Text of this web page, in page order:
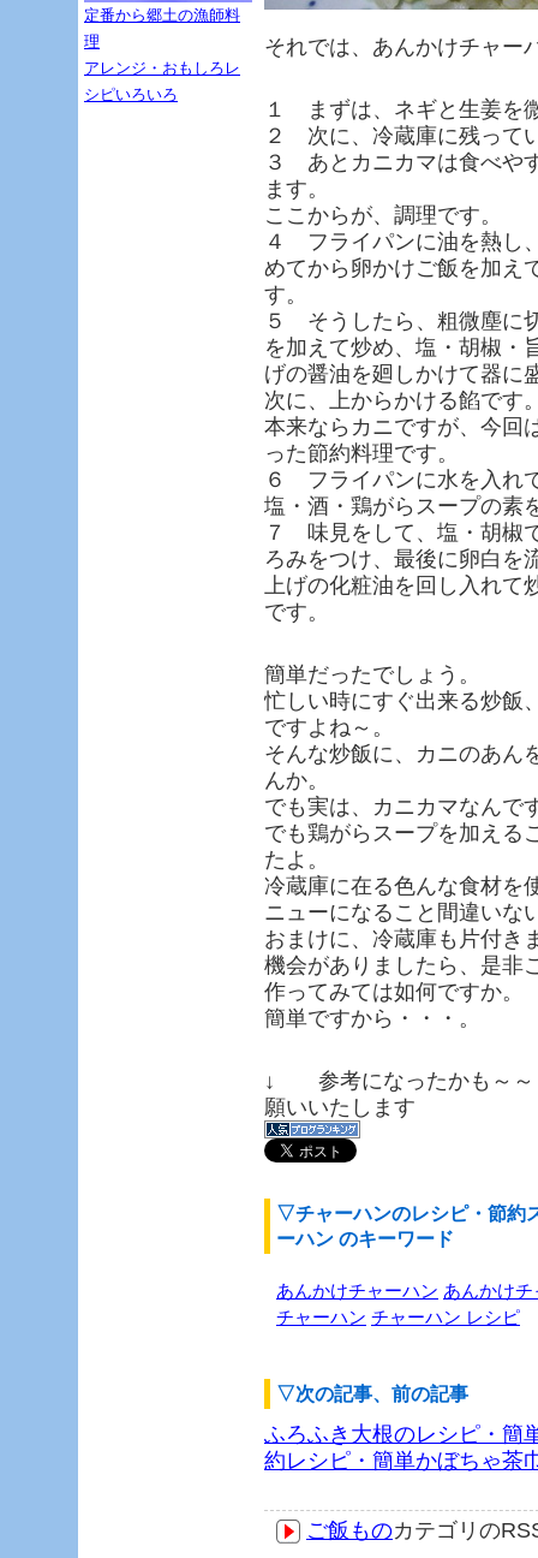
それでは、あんかけチャー
１ まずは、ネギと生姜を
２ 次に、冷蔵庫に残って
３ あとカニカマは食べや
ます。
ここからが、調理です。
４ フライパンに油を熱し
めてから卵かけご飯を加え
す。
５ そうしたら、粗微塵に
を加えて炒め、塩・胡椒・
げの醤油を廻しかけて器に
次に、上からかける餡です
本来ならカニですが、今回
った節約料理です。
６ フライパンに水を入れ
塩・酒・鶏がらスープの素
７ 味見をして、塩・胡椒
ろみをつけ、最後に卵白を
上げの化粧油を回し入れて
です。
簡単だったでしょう。
忙しい時にすぐ出来る炒飯
ですよね～。
そんな炒飯に、カニのあん
んか。
でも実は、カニカマなんで
でも鶏がらスープを加える
たよ。
冷蔵庫に在る色んな食材を
ニューになること間違いな
おまけに、冷蔵庫も片付き
機会がありましたら、是非
作ってみては如何ですか。
簡単ですから・・・。
↓ 参考になったかも～～
願いいたします
▽チャーハンのレシピ・節約
ーハン のキーワード
あんかけチャーハン あんかけ
チャーハン チャーハン レシピ
▽次の記事、前の記事
ふろふき大根のレシピ・簡
約レシピ・簡単かぼちゃ
ご飯ものカテゴリの
定番から郷土の漁師料
理
アレンジ・おもしろレ
シピいろいろ